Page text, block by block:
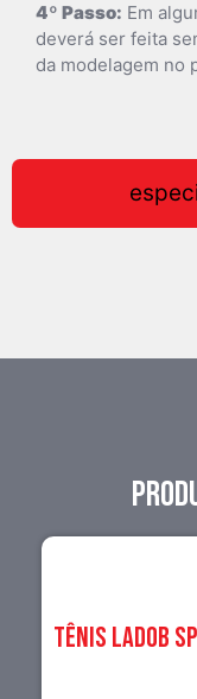
4º Passo: Em
deverá ser feita
da modelagem no
TÊNIS LADOB